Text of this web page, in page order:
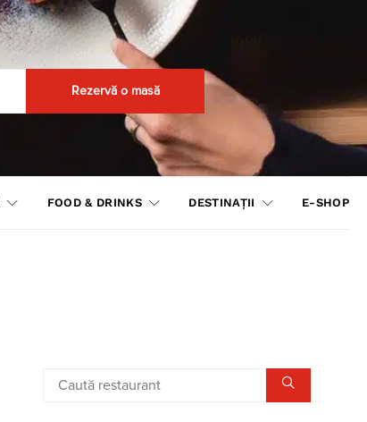
Rezervă o masă
FOOD & DRINKS DESTINAȚII E-SHOP